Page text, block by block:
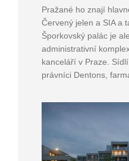
Pražané ho znají
Červený jelen a SIA a
Šporkovský palác je
administrativní
kanceláří v Praze.
právníci Dentons,